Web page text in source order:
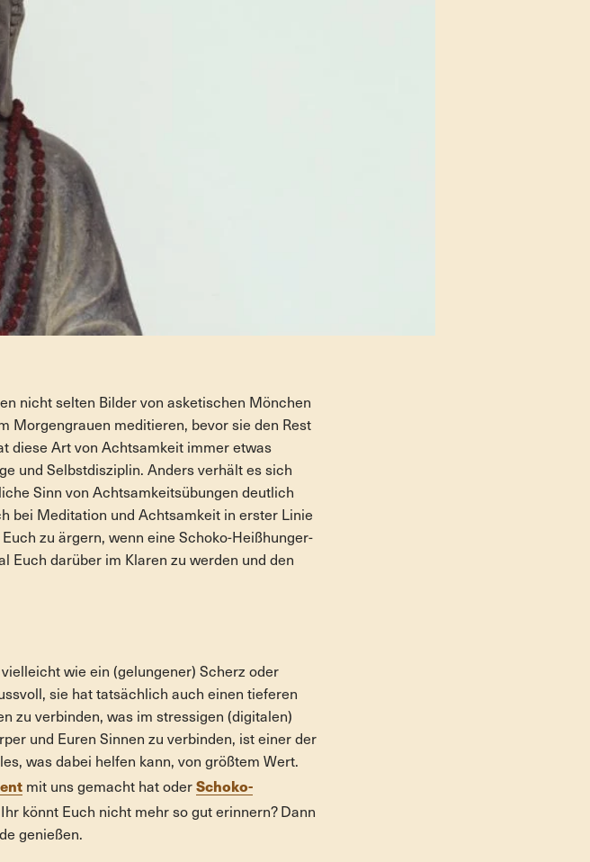
nicht selten Bilder von asketischen Mönchen
Morgengrauen meditieren, bevor sie den Rest
diese Art von Achtsamkeit immer etwas
und Selbstdisziplin. Anders verhält es sich
Sinn von Achtsamkeitsübungen deutlich
bei Meditation und Achtsamkeit in erster Linie
zu ärgern, wenn eine Schoko-Heißhunger-
Euch darüber im Klaren zu werden und den
wie ein (gelungener) Scherz oder
sie hat tatsächlich auch einen tieferen
zu verbinden, was im stressigen (digitalen)
und Euren Sinnen zu verbinden, ist einer der
was dabei helfen kann, von größtem Wert.
mit uns gemacht hat oder Schoko-
könnt Euch nicht mehr so gut erinnern? Dann
genießen.